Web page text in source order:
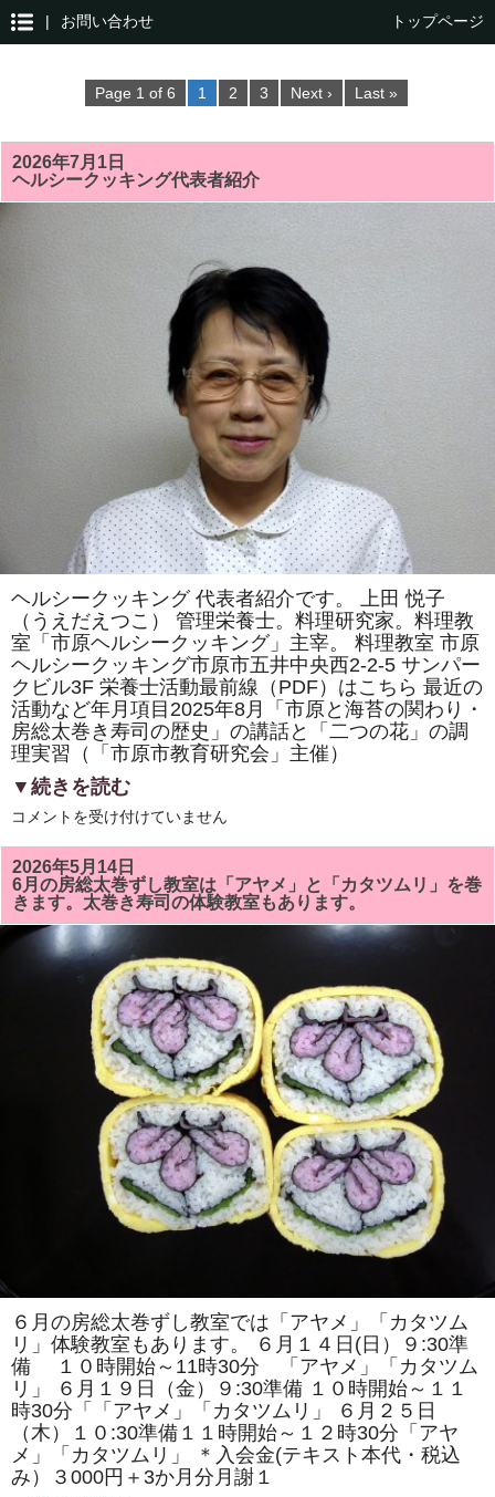
| お問い合わせ トップページ
Page 1 of 6 1 2 3 Next › Last »
2026年7月1日
ヘルシークッキング代表者紹介
ヘルシークッキング 代表者紹介です。 上田 悦子
（うえだえつこ） 管理栄養士。料理研究家。料理教
室「市原ヘルシークッキング」主宰。 料理教室 市原
ヘルシークッキング市原市五井中央西2-2-5 サンパー
クビル3F 栄養士活動最前線（PDF）はこちら 最近の
活動など年月項目2025年8月「市原と海苔の関わり・
房総太巻き寿司の歴史」の講話と「二つの花」の調
理実習（「市原市教育研究会」主催）
▼続きを読む
ヘ
シ
ー
ク
ッ
キ
ン
グ
コメントを受け付けていません
2026年5月14日
6月の房総太巻ずし教室は「アヤメ」と「カタツムリ」を巻
きます。太巻き寿司の体験教室もあります。
６月の房総太巻ずし教室では「アヤメ」「カタツム
リ」体験教室もあります。 ６月１４日(日）９:30準
備 １０時開始～11時30分 「アヤメ」「カタツム
リ」 ６月１９日（金）９:30準備 １０時開始～１１
時30分「「アヤメ」「カタツムリ」 ６月２５日
（木）１０:30準備１１時開始～１２時30分「アヤ
メ」「カタツムリ」 ＊入会金(テキスト本代・税込
み）３000円＋3か月分月謝１